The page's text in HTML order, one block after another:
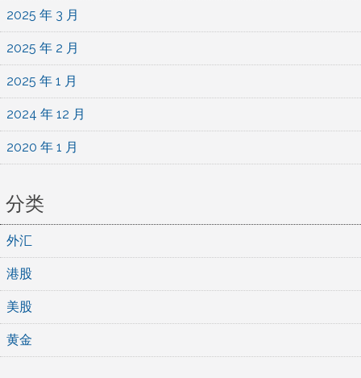
2025 年 3 月
2025 年 2 月
2025 年 1 月
2024 年 12 月
2020 年 1 月
分类
外汇
港股
美股
黄金